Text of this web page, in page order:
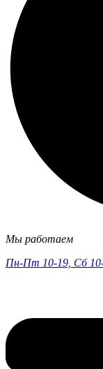
Мы работаем
Пн-Пт 10-19, Сб